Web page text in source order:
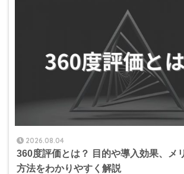
2026.08.04
360度評価とは？ 目的や導入効果、メ
方法をわかりやすく解説